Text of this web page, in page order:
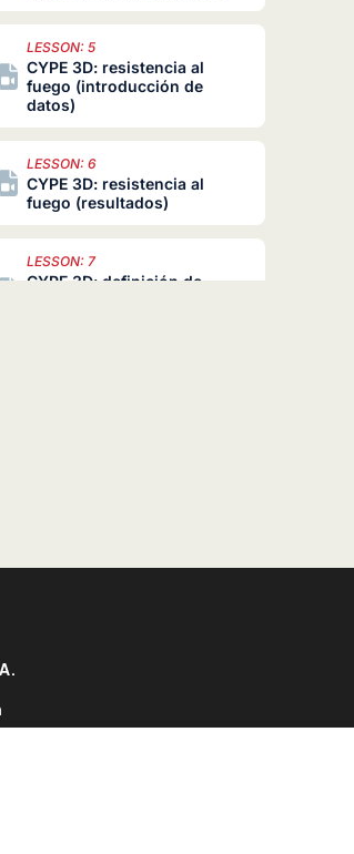
LESSON: 5
CYPE 3D: resistencia al
fuego (introducción de
datos)
LESSON: 6
CYPE 3D: resistencia al
fuego (resultados)
LESSON: 7
CYPE 3D: definición de
CYPE 3D: planos y líneas
LESSON: 12